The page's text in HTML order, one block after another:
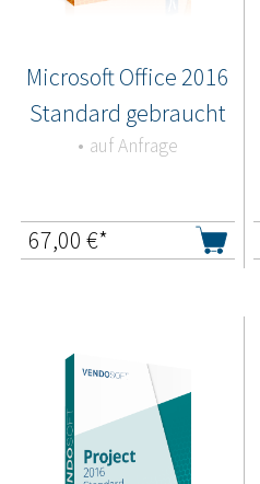
Microsoft Office 2016
Standard gebraucht
auf Anfrage
67,00 €*